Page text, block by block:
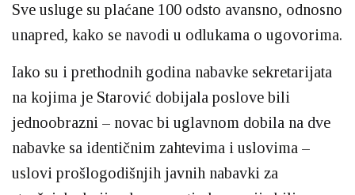
Sve usluge su plaćane 100 odsto avansno, odnosno
unapred, kako se navodi u odlukama o ugovorima.
Iako su i prethodnih godina nabavke sekretarijata
na kojima je Starović dobijala poslove bili
jednoobrazni – novac bi uglavnom dobila na dve
nabavke sa identičnim zahtevima i uslovima –
uslovi prošlogodišnjih javnih nabavki za